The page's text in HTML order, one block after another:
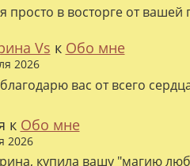
просто в восторге от
Vs к Обо мне
2026
вас от всего
к Обо мне
2026
купила вашу "магию